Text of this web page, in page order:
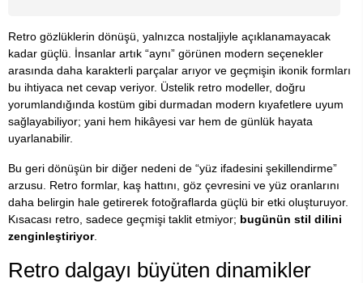
Retro gözlüklerin dönüşü, yalnızca nostaljiyle açıklanamayacak
kadar güçlü. İnsanlar artık “aynı” görünen modern seçenekler
arasında daha karakterli parçalar arıyor ve geçmişin ikonik formları
bu ihtiyaca net cevap veriyor. Üstelik retro modeller, doğru
yorumlandığında kostüm gibi durmadan modern kıyafetlere uyum
sağlayabiliyor; yani hem hikâyesi var hem de günlük hayata
uyarlanabilir.
Bu geri dönüşün bir diğer nedeni de “yüz ifadesini şekillendirme”
arzusu. Retro formlar, kaş hattını, göz çevresini ve yüz oranlarını
daha belirgin hale getirerek fotoğraflarda güçlü bir etki oluşturuyor.
Kısacası retro, sadece geçmişi taklit etmiyor; bugünün stil dilini
zenginleştiriyor.
Retro dalgayı büyüten dinamikler